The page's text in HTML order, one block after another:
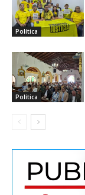
Política
Política